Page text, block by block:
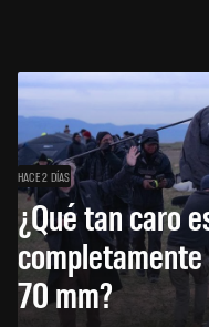
HACE 2 DÍAS
¿Qué tan caro
70 mm?